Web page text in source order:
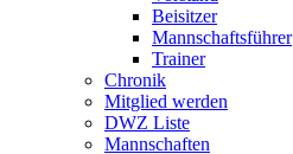
Beisitzer
Mannschaftsführer
Trainer
Chronik
Mitglied werden
DWZ Liste
Mannschaften